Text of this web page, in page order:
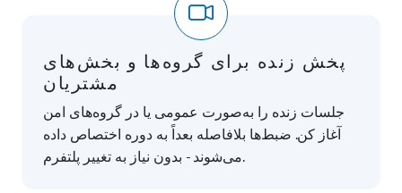
پخش زنده برای گروه‌ها و بخش‌های
مشتریان
جلسات زنده را به‌صورت عمومی یا در گروه‌های امن
آغاز کن. ضبط‌ها بلافاصله بعداً به دوره اختصاص داده
می‌شوند - بدون نیاز به تغییر پلتفرم.